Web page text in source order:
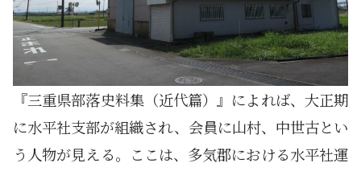
『三重県部落史料集（近代篇）』によれば、大正期
に水平社支部が組織され、会員に山村、中世古とい
う人物が見える。ここは、多気郡における水平社運